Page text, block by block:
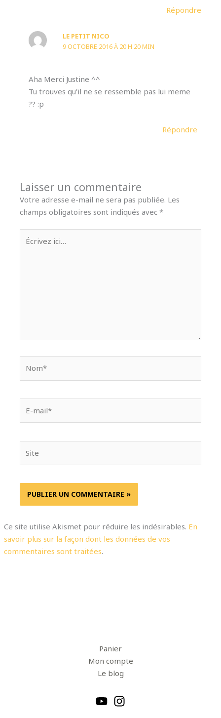
Répondre
LE PETIT NICO
9 OCTOBRE 2016 À 20 H 20 MIN
Aha Merci Justine ^^
Tu trouves qu’il ne se ressemble pas lui meme
?? :p
Répondre
Laisser un commentaire
Votre adresse e-mail ne sera pas publiée. Les
champs obligatoires sont indiqués avec*
Écrivez
ici…
mail*
Ce site utilise Akismet pour réduire les indésirables. En
savoir plus sur la façon dont les données de vos
commentaires sont traitées.
Panier
Mon compte
Le blog